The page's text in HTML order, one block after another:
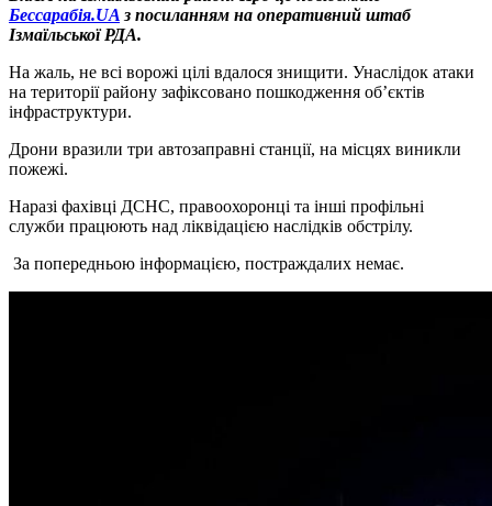
Бессарабія.UA з посиланням на оперативний штаб
Ізмаїльської РДА.
На жаль, не всі ворожі цілі вдалося знищити. Унаслідок атаки
на території району зафіксовано пошкодження об’єктів
інфраструктури.
Дрони вразили три автозаправні станції, на місцях виникли
пожежі.
Наразі фахівці ДСНС, правоохоронці та інші профільні
служби працюють над ліквідацією наслідків обстрілу.
За попередньою інформацією, постраждалих немає.